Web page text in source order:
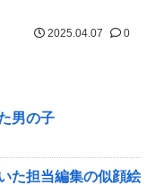
2025.04.07 0
男の子
た担当編集の似顔絵